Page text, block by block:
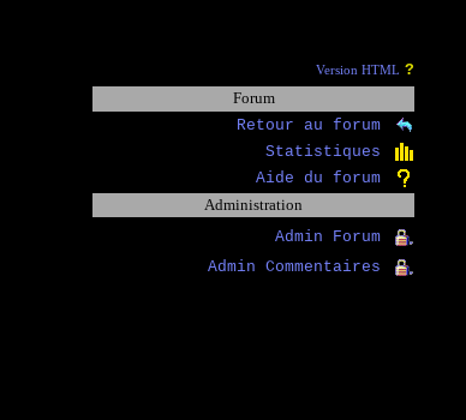
Version HTML ?
Forum
Retour au forum
Statistiques
Aide du forum
Administration
Admin Forum
Admin Commentaires